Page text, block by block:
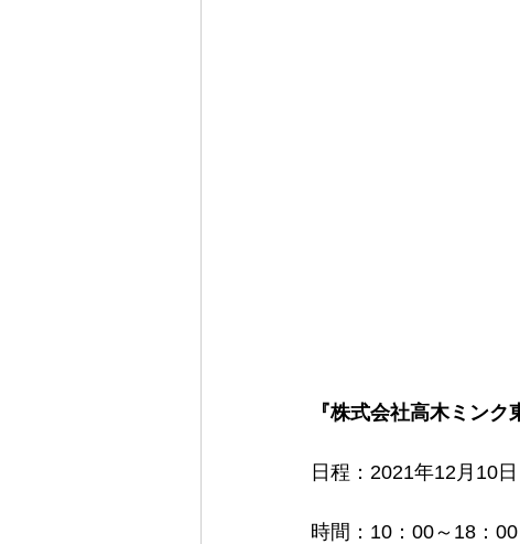
『株式会社高木ミンク
日程：2021年12月10
時間：10：00～18：00